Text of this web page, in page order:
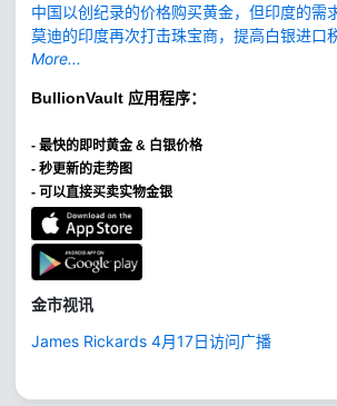
中国以创纪录的价格购买黄金，但印度的需
莫迪的印度再次打击珠宝商，提高白银进口
More...
BullionVault 应用程序：
- 最快的即时黄金 & 白银价格
- 秒更新的走势图
- 可以直接买卖实物金银
金市视讯
James Rickards 4月17日访问广播